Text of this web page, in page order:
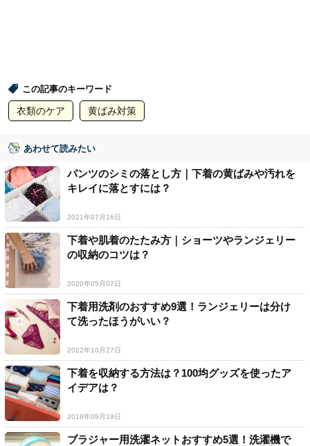
この記事のキーワード
衣類のケア 黄ばみ対策
あわせて読みたい
パンツのシミの落とし方｜下着の黄ばみや汚れを
キレイに落とすには？
2021年07月16日
下着や肌着のたたみ方｜ショーツやランジェリー
の収納のコツは？
2020年05月07日
下着用洗剤のおすすめ9選！ランジェリーは分け
て洗ったほうがいい？
2022年10月27日
下着を収納する方法は？100均グッズを使ったア
イデアは？
2018年09月19日
ブラジャー用洗濯ネットおすすめ5選！洗濯機で